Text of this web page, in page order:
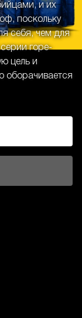
и их
поскольку
себя, чем для
горе-
цель и
оборачивается